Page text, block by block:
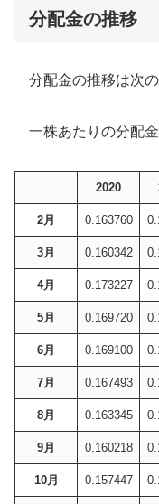
分配金の推移
分配金の推移は次の
一株あたりの分配
2020
2月 0.163760
3月 0.160342
4月 0.173227
5月 0.169720
6月 0.169100
7月 0.167493
8月 0.163345
9月 0.160218
10月 0.157447